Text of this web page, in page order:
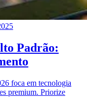
Padrão:
foca em tecnologia
premium. Priorize